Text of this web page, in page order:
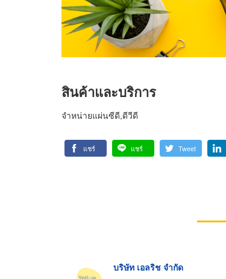
สินค้าและบริการ
จำหน่ายแผ่นซีดี,ดีวีดี
แชร์ แชร์ Tweet
บริษัท เอลริช จำกัด